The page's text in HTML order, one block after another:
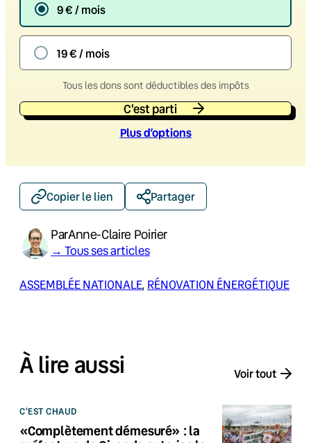
9 € / mois
19 € / mois
Tous les dons sont déductibles des impôts
C'est parti
Plus d’options
Copier le lien Partager
ParAnne-Claire Poirier
→ Tous ses articles
ASSEMBLÉE NATIONALE, RÉNOVATION ÉNERGÉTIQUE
À lire aussi Voir tout
C'EST CHAUD
«Complètement démesuré» : la